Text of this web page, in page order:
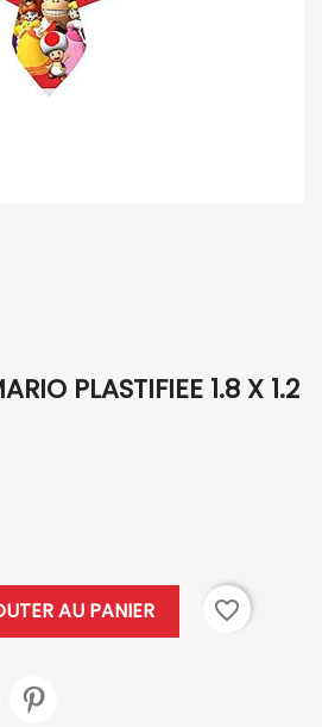
PLASTIFIEE 1.8 X 1.2
AU PANIER favorite_border